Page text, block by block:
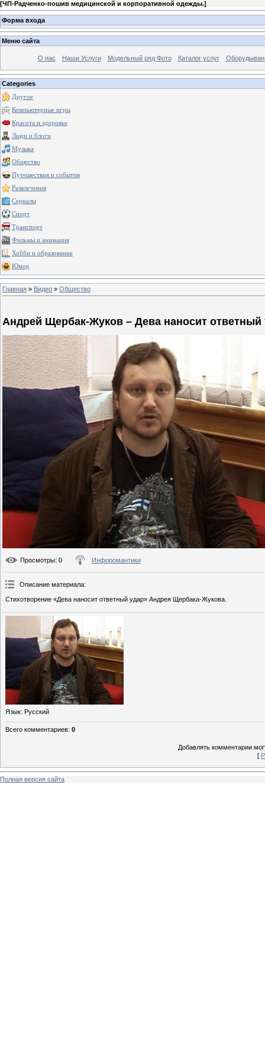
[ЧП-Радченко-пошив медицинской и корпоративной одежды.]
Форма входа
Меню сайта
О нас Наши Услуги Модельный ряд Фото Каталог услуг
Categories
Другое
Компьютерные игры
Красота и здоровье
Люди и блоги
Музыка
Общество
Путешествия и события
Развлечения
Сериалы
Спорт
Транспорт
Фильмы и анимация
Хобби и образование
Юмор
Главная » Видео » Общество
Андрей Щербак-Жуков – Дева наносит ответный
Просмотры: 0 Инфоромантики
Описание материала:
Стихотворение «Дева наносит ответный удар» Андрея Щербака-Жукова.
Язык: Русский
Всего комментариев: 0
Добавлять комментарии
[
Полная версия сайта